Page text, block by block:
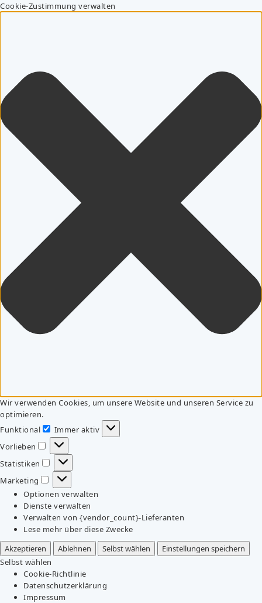
Cookie-Zustimmung verwalten
Wir verwenden Cookies, um unsere Website und unseren Service zu
optimieren.
Funktional
Funktional
Immer aktiv
Vorlieben
Vorlieben
Statistiken
Statistiken
Marketing
Marketing
Optionen verwalten
Dienste verwalten
Verwalten von {vendor_count}-Lieferanten
Lese mehr über diese Zwecke
Akzeptieren
Ablehnen Selbst wählen
Einstellungen speichern
Selbst wählen
Cookie-Richtlinie
Datenschutzerklärung
Impressum